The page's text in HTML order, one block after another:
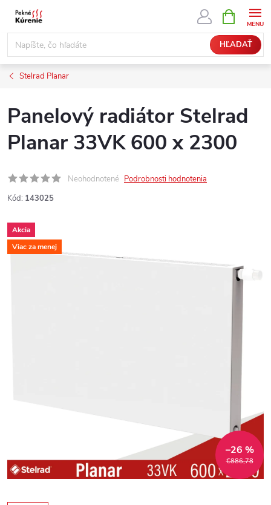
Prejsť
obsah
HĽADAŤ
KOŠÍK
Stelrad Planar
Panelový radiátor Stelrad
Planar 33VK 600 x 2300
Neohodnotené Podrobnosti hodnotenia
Kód: 143025
Akcia
Viac za menej
€886,78
–26 %